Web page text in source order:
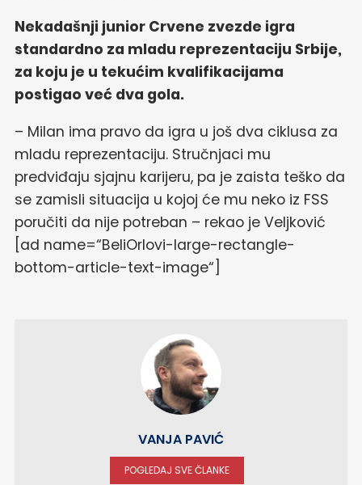
Nekadašnji junior Crvene zvezde igra
standardno za mladu reprezentaciju Srbije,
za koju je u tekućim kvalifikacijama
postigao već dva gola.
– Milan ima pravo da igra u još dva ciklusa za
mladu reprezentaciju. Stručnjaci mu
predviđaju sjajnu karijeru, pa je zaista teško da
se zamisli situacija u kojoj će mu neko iz FSS
poručiti da nije potreban – rekao je Veljković
[ad name=“BeliOrlovi-large-rectangle-
bottom-article-text-image“]
VANJA PAVIĆ
POGLEDAJ SVE ČLANKE